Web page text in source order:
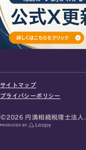
サイトマップ
プライバシーポリシー
©2026 円満相続税理士法人.